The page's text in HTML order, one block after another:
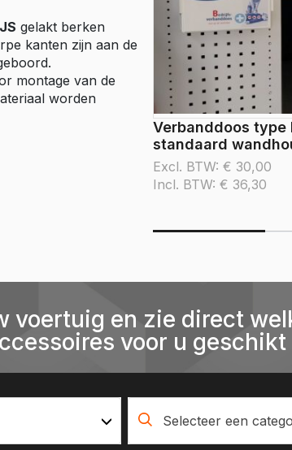
gelakt berken
kanten zijn aan de
montage van de
worden
Verbanddoos type
standaard
Excl. BTW: € 30,00
Incl. BTW: € 36,30
voertuig en zie direct
voor u
Selecteer een